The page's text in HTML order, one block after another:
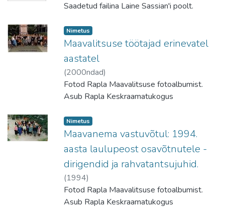
Saadetud failina Laine Sassian'i poolt.
Nimetus
Maavalitsuse töötajad erinevatel
aastatel
(2000ndad)
Fotod Rapla Maavalitsuse fotoalbumist.
Asub Rapla Keskraamatukogus
Nimetus
Maavanema vastuvõtul: 1994.
aasta laulupeost osavõtnutele -
dirigendid ja rahvatantsujuhid.
(1994)
Fotod Rapla Maavalitsuse fotoalbumist.
Asub Rapla Keskraamatukogus